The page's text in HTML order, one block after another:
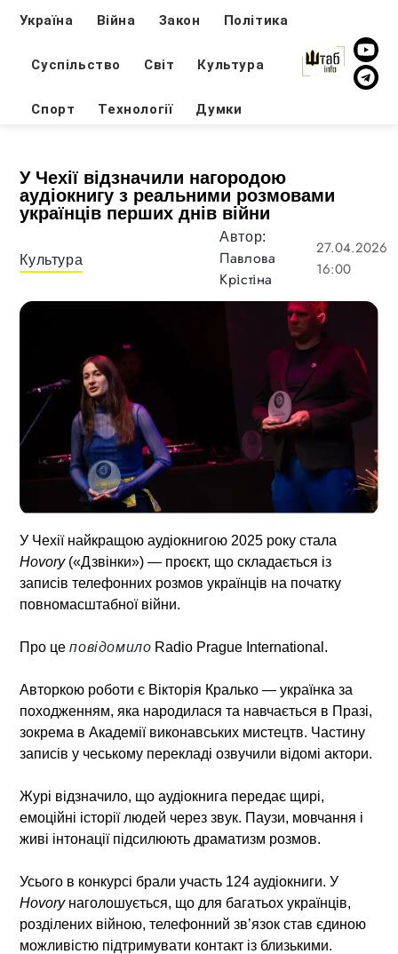
Україна Війна Закон Політика
Суспільство Світ Культура
Спорт Технології Думки
У Чехії відзначили нагородою
аудіокнигу з реальними розмовами
українців перших днів війни
Культура
Автор:
Павлова
Крістіна
27.04.2026
16:00
У Чехії найкращою аудіокнигою 2025 року стала
Hovory(«Дзвінки») — проєкт, що складається із
записів телефонних розмов українців на початку
повномасштабної війни.
Про цеповідомило Radio Prague International.
Авторкою роботи є Вікторія Кралько — українка за
походженням, яка народилася та навчається в Празі,
зокрема в Академії виконавських мистецтв. Частину
записів у чеському перекладі озвучили відомі актори.
Журі відзначило, що аудіокнига передає щирі,
емоційні історії людей через звук. Паузи, мовчання і
живі інтонації підсилюють драматизм розмов.
Усього в конкурсі брали участь 124 аудіокниги. У
Hovoryнаголошується, що для багатьох українців,
розділених війною, телефонний зв’язок став єдиною
можливістю підтримувати контакт із близькими.